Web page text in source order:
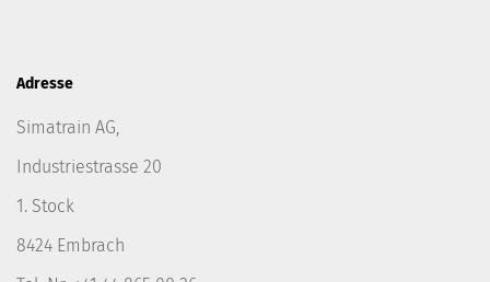
Adresse
Simatrain AG,
Industriestrasse 20
1. Stock
8424 Embrach